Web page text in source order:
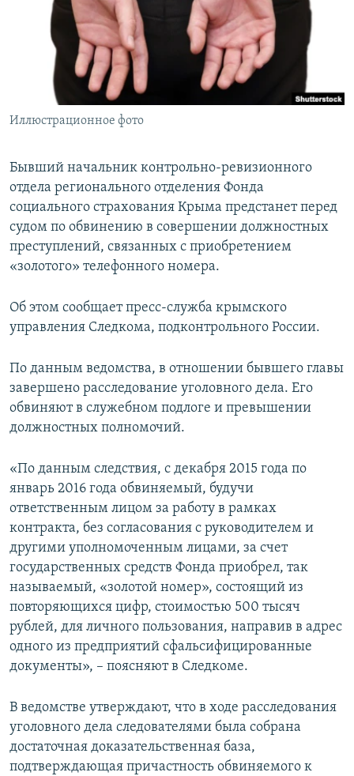
ПОБЕДИТЕЛЕЙ НЕ СУДЯТ?
КРЫМ.НЕПОКОРЕННЫЙ
ELIFBE
УКРАИНСКАЯ ПРОБЛЕМА КРЫМА
ПРИСОЕДИНЯЙТЕСЬ!
Все сайты RFE/RL
Иллюстрационное фото
Бывший начальник контрольно-ревизионного
отдела регионального отделения Фонда
социального страхования Крыма предстанет перед
судом по обвинению в совершении должностных
преступлений, связанных с приобретением
«золотого» телефонного номера.
Об этом сообщает пресс-служба крымского
управления Следкома, подконтрольного России.
По данным ведомства, в отношении бывшего главы
завершено расследование уголовного дела. Его
обвиняют в служебном подлоге и превышении
должностных полномочий.
«По данным следствия, с декабря 2015 года по
январь 2016 года обвиняемый, будучи
ответственным лицом за работу в рамках
контракта, без согласования с руководителем и
другими уполномоченным лицами, за счет
государственных средств Фонда приобрел, так
называемый, «золотой номер», состоящий из
повторяющихся цифр, стоимостью 500 тысяч
рублей, для личного пользования, направив в адрес
одного из предприятий сфальсифицированные
документы», – поясняют в Следкоме.
В ведомстве утверждают, что в ходе расследования
уголовного дела следователями была собрана
достаточная доказательственная база,
подтверждающая причастность обвиняемого к